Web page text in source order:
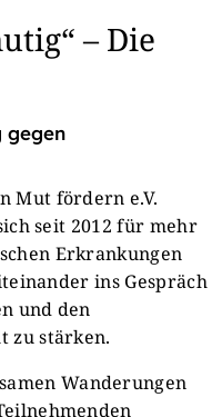
– Die
gegen
Mut fördern e.V.
seit 2012 für mehr
Erkrankungen
ins Gespräch
und den
zu stärken.
Wanderungen